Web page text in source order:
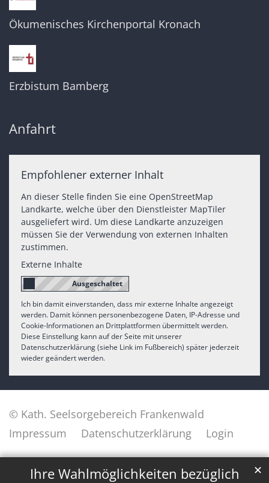
Ihre Wahlmöglichkeiten bezüglich
✕
Ökumenisches Kirchenportal Kronach
Erzbistum Bamberg
Anfahrt
Empfohlener externer Inhalt
An dieser Stelle finden Sie eine OpenStreetMap
Landkarte, welche über den Dienstleister MapTiler
ausgeliefert wird. Um diese Landkarte anzuzeigen
müssen Sie der Verwendung von externen Inhalten
zustimmen.
Externe Inhalte
Ich bin damit einverstanden, dass mir externe Inhalte angezeigt
werden. Damit können personenbezogene Daten, IP-Adresse und
Cookie-Informationen an Drittplattformen übermittelt werden.
Diese Einstellung kann auf der Seite mit unserer
Datenschutzerklärung (siehe Link im Fußbereich) später jederzeit
wieder geändert werden.
© Kath. Seelsorgebereich Frankenwald
Impressum
Datenschutzerklärung Login